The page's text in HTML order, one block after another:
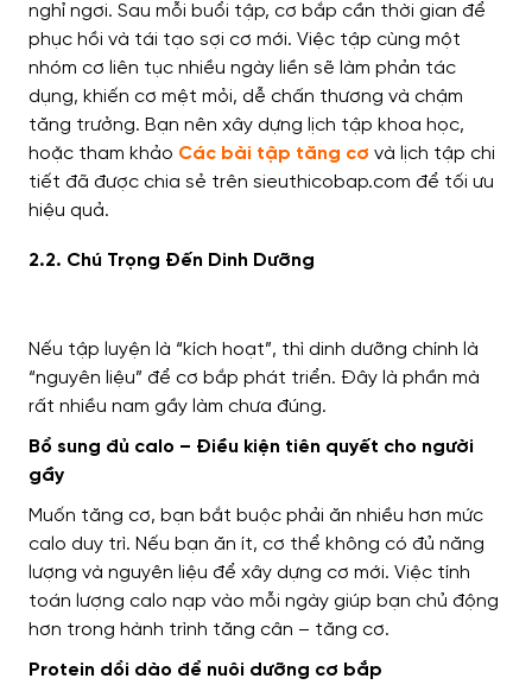
nghỉ ngơi. Sau mỗi buổi tập, cơ bắp cần thời gian để
phục hồi và tái tạo sợi cơ mới. Việc tập cùng một
nhóm cơ liên tục nhiều ngày liền sẽ làm phản tác
dụng, khiến cơ mệt mỏi, dễ chấn thương và chậm
tăng trưởng. Bạn nên xây dựng lịch tập khoa học,
hoặc tham khảo Các bài tập tăng cơ và lịch tập chi
tiết đã được chia sẻ trên sieuthicobap.com để tối ưu
hiệu quả.
2.2. Chú Trọng Đến Dinh Dưỡng
Nếu tập luyện là “kích hoạt”, thì dinh dưỡng chính là
“nguyên liệu” để cơ bắp phát triển. Đây là phần mà
rất nhiều nam gầy làm chưa đúng.
Bổ sung đủ calo – Điều kiện tiên quyết cho người
gầy
Muốn tăng cơ, bạn bắt buộc phải ăn nhiều hơn mức
calo duy trì. Nếu bạn ăn ít, cơ thể không có đủ năng
lượng và nguyên liệu để xây dựng cơ mới. Việc tính
toán lượng calo nạp vào mỗi ngày giúp bạn chủ động
hơn trong hành trình tăng cân – tăng cơ.
Protein dồi dào để nuôi dưỡng cơ bắp